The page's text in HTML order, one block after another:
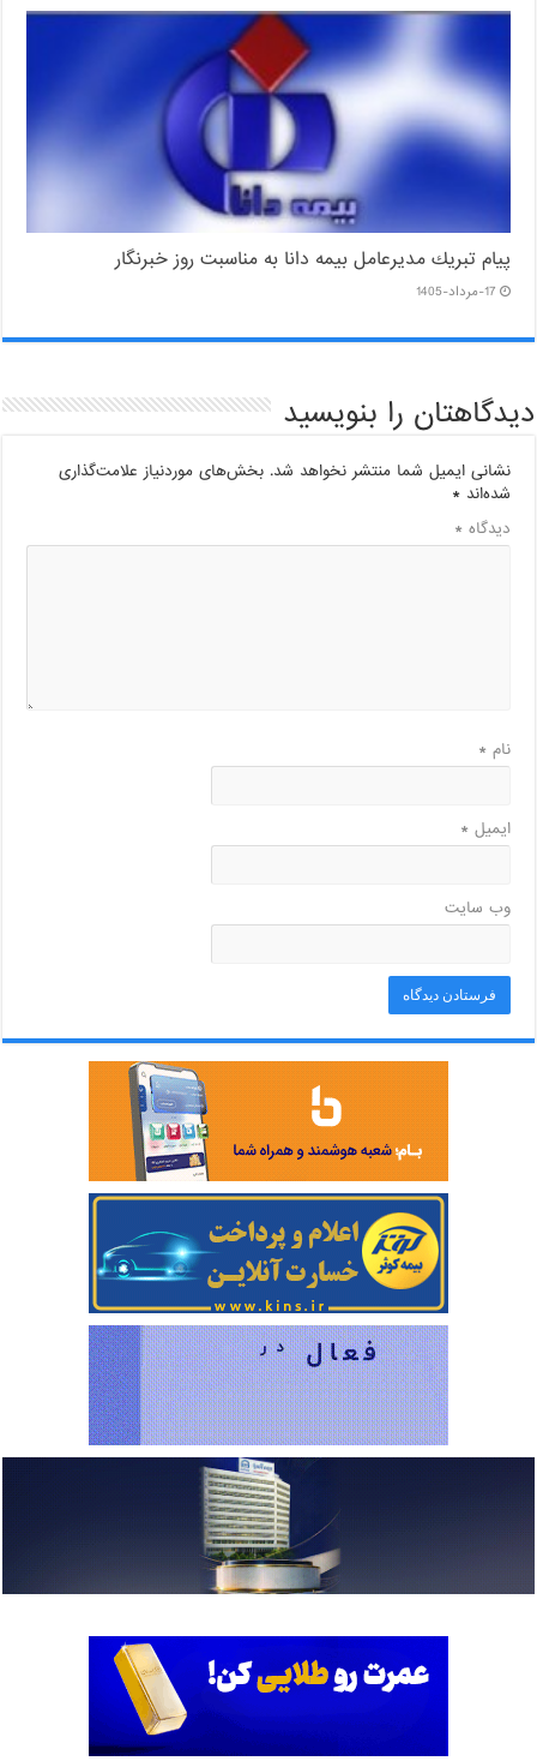
پیام ‌تبریك‌ مدیرعامل بیمه دانا به مناسبت روز خبرنگار
17-مرداد-1405
دیدگاهتان را بنویسید
نشانی ایمیل شما منتشر نخواهد شد. بخش‌های موردنیاز علامت‌گذاری
شده‌اند*
دیدگاه*
نام*
ایمیل*
وب‌ سایت